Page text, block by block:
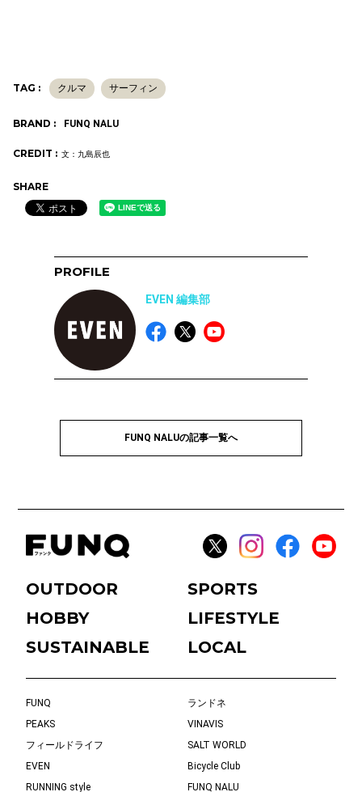
TAG : クルマ サーフィン
BRAND : FUNQ NALU
CREDIT : 文：九島辰也
SHARE
PROFILE
EVEN 編集部
FUNQ NALUの記事一覧へ
OUTDOOR
SPORTS
HOBBY
LIFESTYLE
SUSTAINABLE
LOCAL
FUNQ
ランドネ
PEAKS
VINAVIS
フィールドライフ
SALT WORLD
EVEN
Bicycle Club
RUNNING style
FUNQ NALU